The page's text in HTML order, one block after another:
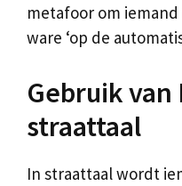
metafoor om
ware ‘op de
Gebruik van
straattaal
In straattaal wordt